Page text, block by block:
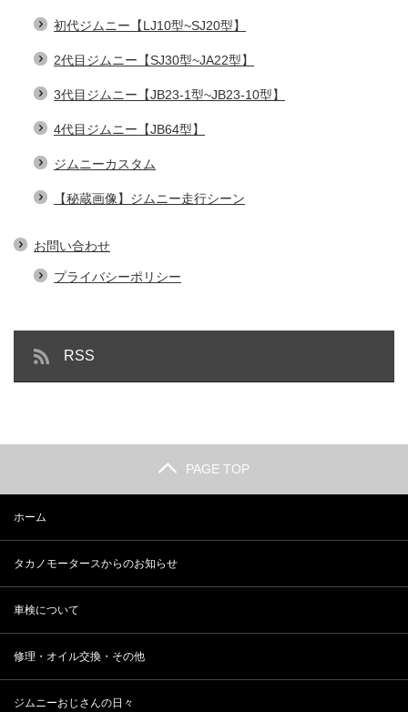
初代ジムニー【LJ10型~SJ20型】
2代目ジムニー【SJ30型~JA22型】
3代目ジムニー【JB23-1型~JB23-10型】
4代目ジムニー【JB64型】
ジムニーカスタム
【秘蔵画像】ジムニー走行シーン
お問い合わせ
プライバシーポリシー
RSS
PAGE TOP
ホーム
タカノモータースからのお知らせ
車検について
修理・オイル交換・その他
ジムニーおじさんの日々